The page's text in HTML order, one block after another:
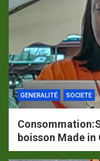
GENERALITÉ SOCIETE
boisson Made in